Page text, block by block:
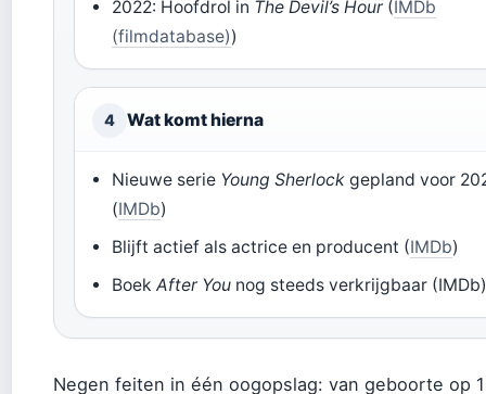
2022: Hoofdrol in The Devil’s Hour (IMDb
(filmdatabase))
4 Wat komt hierna
Nieuwe serie Young Sherlock gepland voor
(IMDb)
Blijft actief als actrice en producent (IMDb)
BoekAfter You nog steeds verkrijgbaar
Negen feiten in één oogopslag: van geboorte op